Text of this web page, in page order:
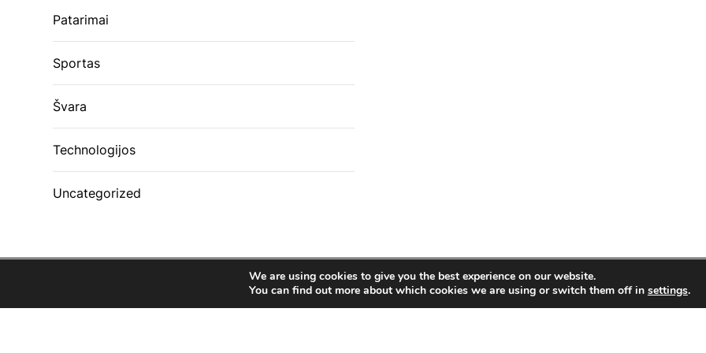
Patarimai
Sportas
Švara
Technologijos
Uncategorized
We are using cookies to give you the best experience on our website.
You can find out more about which cookies we are using or switch them off in settings.